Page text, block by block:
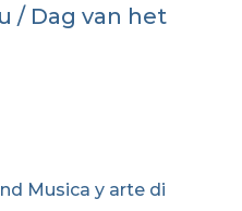
/ Dag van het
Musica y arte di